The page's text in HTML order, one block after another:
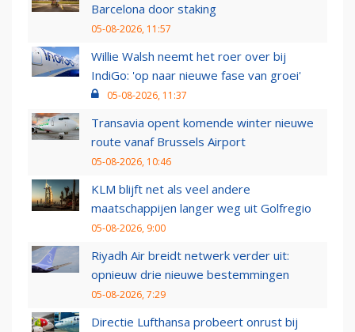
Barcelona door staking
05-08-2026, 11:57
Willie Walsh neemt het roer over bij
IndiGo: 'op naar nieuwe fase van groei'
05-08-2026, 11:37
Transavia opent komende winter nieuwe
route vanaf Brussels Airport
05-08-2026, 10:46
KLM blijft net als veel andere
maatschappijen langer weg uit Golfregio
05-08-2026, 9:00
Riyadh Air breidt netwerk verder uit:
opnieuw drie nieuwe bestemmingen
05-08-2026, 7:29
Directie Lufthansa probeert onrust bij